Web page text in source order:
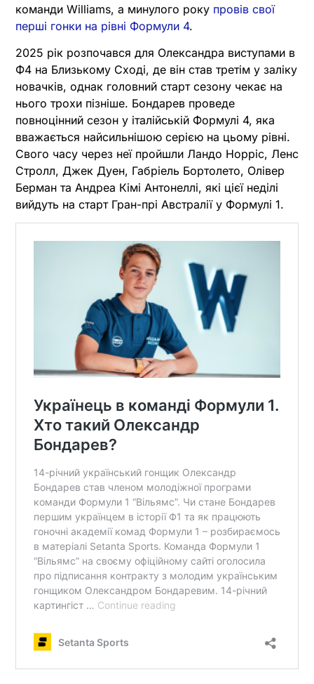
команди Williams, а минулого року провів свої
перші гонки на рівні Формули 4.
2025 рік розпочався для Олександра виступами в
Ф4 на Близькому Сході, де він став третім у заліку
новачків, однак головний старт сезону чекає на
нього трохи пізніше. Бондарев проведе
повноцінний сезон у італійській Формулі 4, яка
вважається найсильнішою серією на цьому рівні.
Свого часу через неї пройшли Ландо Норріс, Ленс
Стролл, Джек Дуен, Габріель Бортолето, Олівер
Берман та Андреа Кімі Антонеллі, які цієї неділі
вийдуть на старт Гран-прі Австралії у Формулі 1.